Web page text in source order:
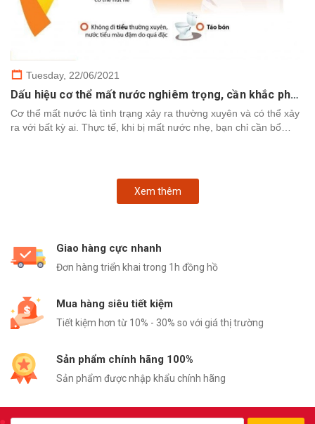
Tuesday, 22/06/2021
Dấu hiệu cơ thể mất nước nghiêm trọng, cần khắc phục nhanh chóng
Cơ thể mất nước là tình trạng xảy ra thường xuyên và có thể xảy
ra với bất kỳ ai. Thực tế, khi bị mất nước nhẹ, bạn chỉ cần bổ
Xem thêm
Giao hàng cực nhanh
Đơn hàng triển khai trong 1h đồng hồ
Mua hàng siêu tiết kiệm
Tiết kiệm hơn từ 10% - 30% so với giá thị trường
Sản phẩm chính hãng 100%
Sản phẩm được nhập khẩu chính hãng